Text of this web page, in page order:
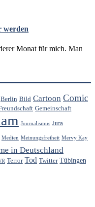
werden
Monat für mich. Man
Berlin Bild Cartoon Comic
Gemeinschaft
Journalismus Jura
Medien Meinungsfreiheit Mervy Kay
in Deutschland
Terror Tod Twitter Tübingen